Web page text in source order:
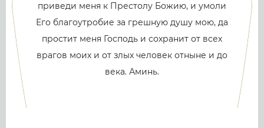
приведи меня к Престолу Божию, и умоли
Его благоутробие за грешную душу мою, да
простит меня Господь и сохранит от всех
врагов моих и от злых человек отныне и до
века. Аминь.